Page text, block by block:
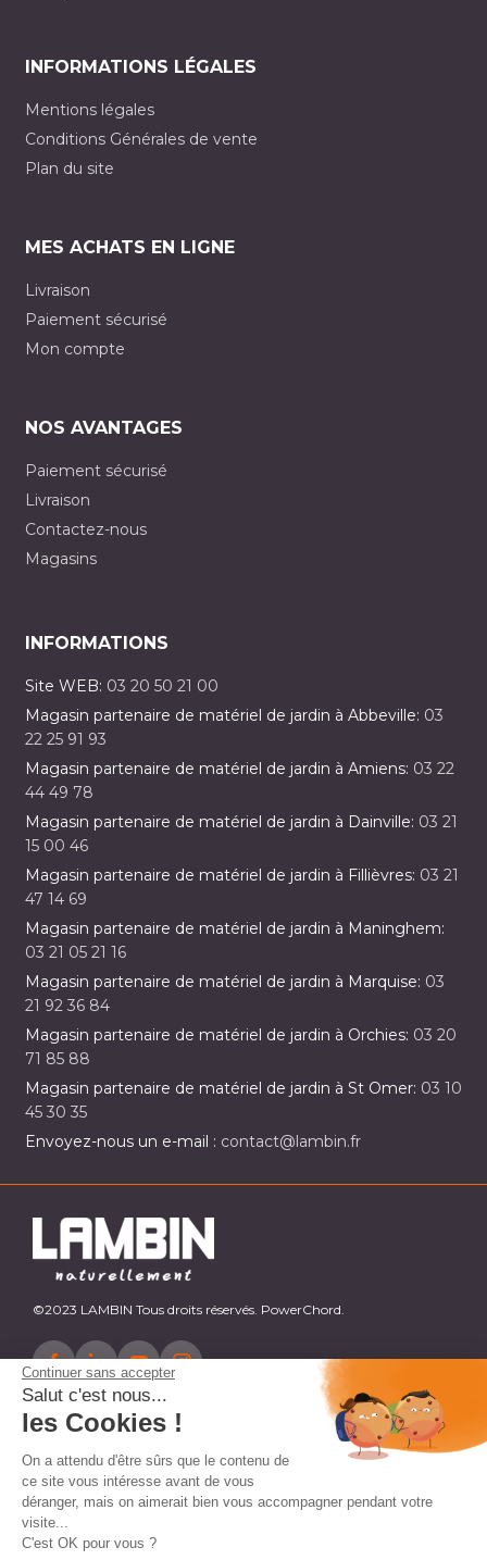
Continuer sans accepter
Salut c'est nous...
les Cookies !
On a attendu d'être sûrs que le contenu de
ce site vous intéresse avant de vous
déranger, mais on aimerait bien vous accompagner pendant votre
visite...
C'est OK pour vous ?
INFORMATIONS LÉGALES
Mentions légales
Conditions Générales de vente
Plan du site
MES ACHATS EN LIGNE
Livraison
Paiement sécurisé
Mon compte
NOS AVANTAGES
Paiement sécurisé
Livraison
Contactez-nous
Magasins
INFORMATIONS
Site WEB: 03 20 50 21 00
Magasin partenaire de matériel de jardin à Abbeville: 03
22 25 91 93
Magasin partenaire de matériel de jardin à Amiens: 03 22
44 49 78
Magasin partenaire de matériel de jardin à Dainville: 03 21
15 00 46
Magasin partenaire de matériel de jardin à Fillièvres: 03 21
47 14 69
Magasin partenaire de matériel de jardin à Maninghem:
03 21 05 21 16
Magasin partenaire de matériel de jardin à Marquise: 03
21 92 36 84
Magasin partenaire de matériel de jardin à Orchies: 03 20
71 85 88
Magasin partenaire de matériel de jardin à St Omer: 03 10
45 30 35
Envoyez-nous un e-mail : contact@lambin.fr
©2023 LAMBIN Tous droits réservés. PowerChord.